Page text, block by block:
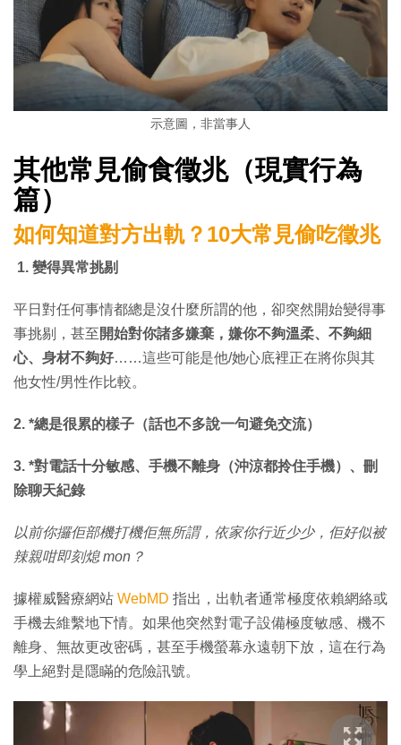
示意圖，非當事人
其他常見偷食徵兆（現實行為
篇）
如何知道對方出軌？10大常見偷吃徵兆
1. 變得異常挑剔
平日對任何事情都總是沒什麼所謂的他，卻突然開始變得事
事挑剔，甚至開始對你諸多嫌棄，嫌你不夠溫柔、不夠細
心、身材不夠好……這些可能是他/她心底裡正在將你與其
他女性/男性作比較。
2. *總是很累的樣子（話也不多說一句避免交流）
3. *對電話十分敏感、手機不離身 （沖涼都拎住手機） 、刪
除聊天紀錄
以前你攞佢部機打機佢無所謂，依家你行近少少，佢好似被
辣親咁即刻熄 mon？
據權威醫療網站 WebMD 指出，出軌者通常極度依賴網絡或
手機去維繫地下情。如果他突然對電子設備極度敏感、機不
離身、無故更改密碼，甚至手機螢幕永遠朝下放，這在行為
學上絕對是隱瞞的危險訊號。